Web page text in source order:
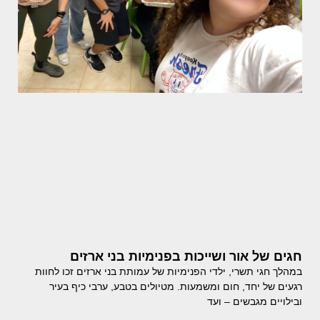
חגים של אור ושייכות בפנימיות בני ארזים
במהלך חגי תשרי, ילדי הפנימיות של עמותת בני ארזים זכו לחוות
רגעים של יחד, חום ומשמעות. מטיולים בטבע, ערבי כיף בעיר
ובילויים מגבשים – ועד